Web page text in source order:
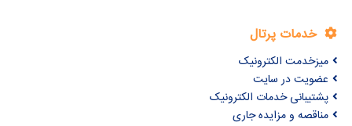
خدمات پرتال
میزخدمت الکترونیک
عضویت در سایت
پشتیبانی خدمات الکترونیک
مناقصه و مزایده جاری